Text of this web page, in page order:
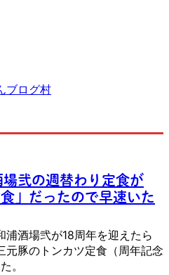
ブログ村
弐の週替わり定食が
」だったので早速いた
酒場弐が18周年を迎えたら
元豚のトンカツ定食（周年記念
。